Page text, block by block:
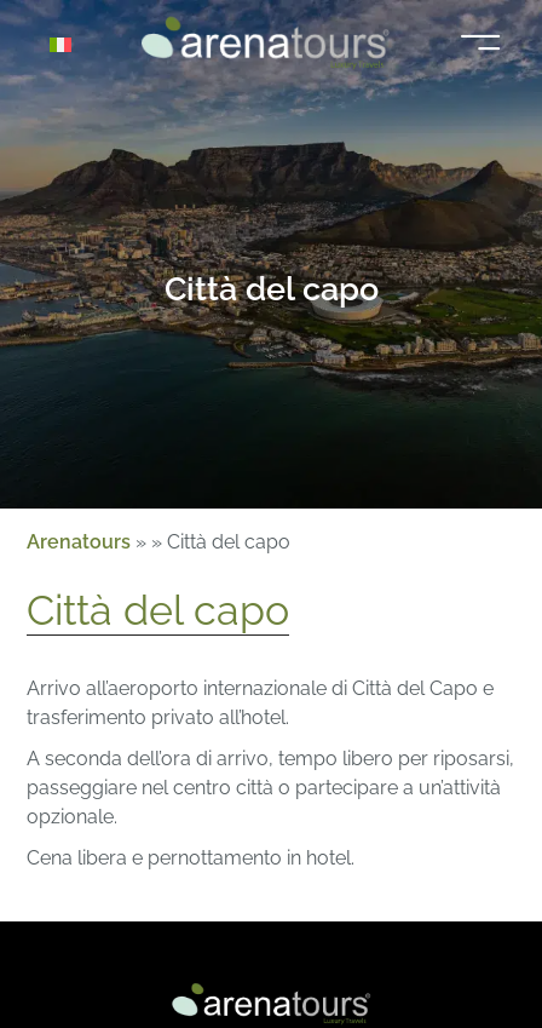
Vai
contenuto
Città del capo
Arenatours » »Città del capo
Città del capo
Arrivo all’aeroporto internazionale di Città del Capo e
trasferimento privato all’hotel.
A seconda dell’ora di arrivo, tempo libero per riposarsi,
passeggiare nel centro città o partecipare a un’attività
opzionale.
Cena libera e pernottamento in hotel.